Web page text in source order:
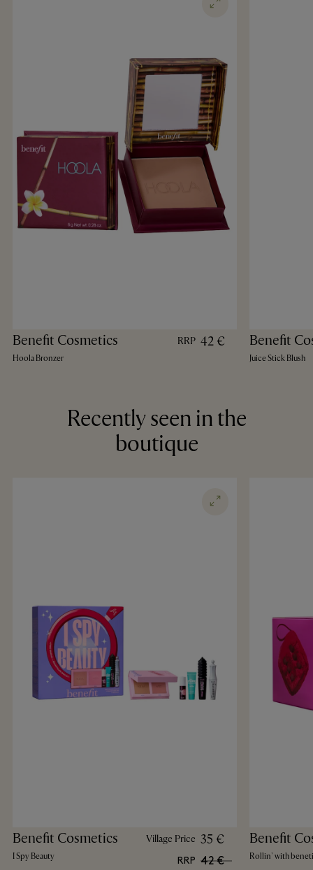
Benefit Cosmetics
Hoola Bronzer
RRP 42 € Benefit
Juice Stick Blush
Recently seen in the
boutique
Benefit Cosmetics
I Spy Beauty
Village Price 35 €
RRP 42 €
Benefit
Rollin' with